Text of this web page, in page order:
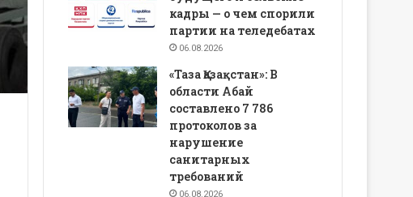
кадры — о чем спорили
партии на теледебатах
06.08.2026
«Таза Қазақстан»: В
области Абай
составлено 7 786
протоколов за
нарушение
санитарных
требований
06.08.2026